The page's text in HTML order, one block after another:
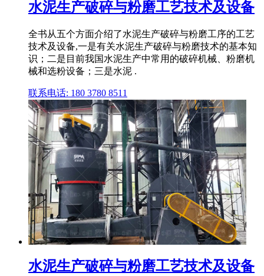
水泥生产破碎与粉磨工艺技术及设备
全书从五个方面介绍了水泥生产破碎与粉磨工序的工艺
技术及设备,一是有关水泥生产破碎与粉磨技术的基本知
识；二是目前我国水泥生产中常用的破碎机械、粉磨机
械和选粉设备；三是水泥 .
联系电话: 180 3780 8511
水泥生产破碎与粉磨工艺技术及设备